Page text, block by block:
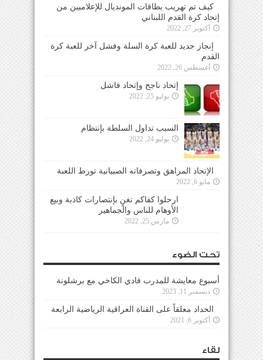
كيف تم تهريب بطاقات المونديال للإعلاميين من
إتحاد كرة القدم اللبناني
أكتوبر 27, 2022
إنجاز جديد للعبة كرة السلة وفشل آخر للعبة كرة
القدم
أغسطس 26, 2022
إتحاد ناجح وإتحاد فاشل
يوليو 25, 2022
السبب تداول السلطة بإنتظام
يوليو 24, 2022
الإتحاد المراهق وتصرفاته الصبيانية تورط اللعبة
مايو 6, 2022
ارحلوا كفاكم تغنٍ بإنتصارات كاذبة وبيع الأوهام
للناس والجماهير
تحت الضوء
أسبوع معايشة للمدرب فادي الكاخي مع برشلونة
ديسمبر 11, 2023
الحداد معلقاً على القناة العراقية الرياضية الرابعة
أكتوبر 6, 2021
لقاء